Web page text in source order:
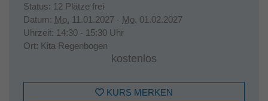
Status: 12 Plätze frei
Datum: Mo. 11.01.2027 - Mo. 01.02.2027
Uhrzeit: 14:30 - 15:30 Uhr
Ort: Kita Regenbogen
kostenlos
KURS MERKEN